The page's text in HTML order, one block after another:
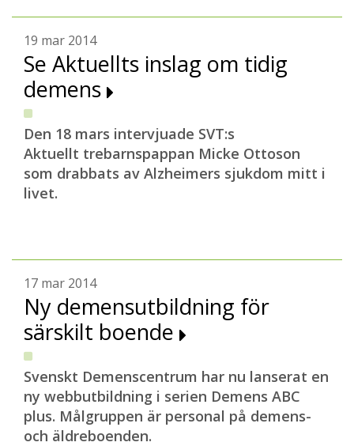
19 mar 2014
Se Aktuellts inslag om tidig
demens
Den 18 mars intervjuade SVT:s
Aktuellt trebarnspappan Micke Ottoson
som drabbats av Alzheimers sjukdom mitt i
livet.
17 mar 2014
Ny demensutbildning för
särskilt boende
Svenskt Demenscentrum har nu lanserat en
ny webbutbildning i serien Demens ABC
plus. Målgruppen är personal på demens-
och äldreboenden.